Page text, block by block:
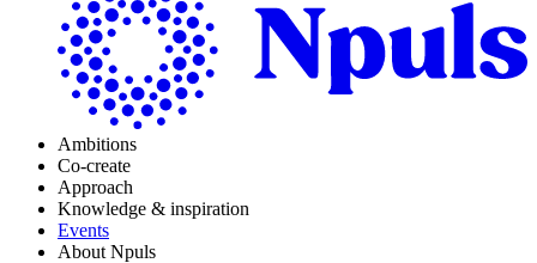
Ambitions
Co-create
Approach
Knowledge & inspiration
Events
About Npuls